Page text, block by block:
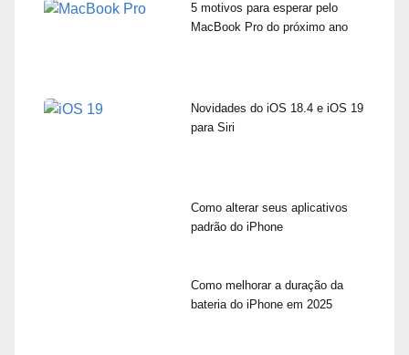
5 motivos para esperar pelo
MacBook Pro do próximo ano
Novidades do iOS 18.4 e iOS 19
para Siri
Como alterar seus aplicativos
padrão do iPhone
Como melhorar a duração da
bateria do iPhone em 2025